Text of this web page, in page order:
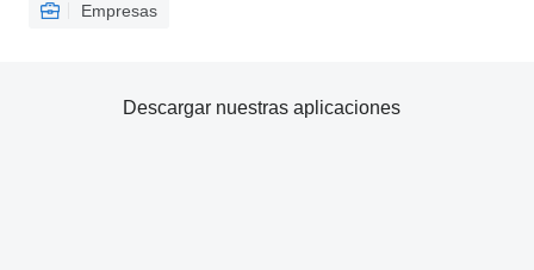
Empresas
Descargar nuestras aplicaciones